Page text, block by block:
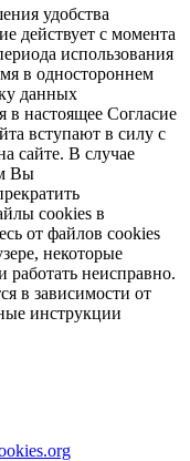
удобства
действует с момента
использования
в одностороннем
данных
в настоящее Согласие
вступают в силу с
сайте. В случае
Вы
cookies в
от файлов cookies
некоторые
неисправно.
в зависимости от
инструкции